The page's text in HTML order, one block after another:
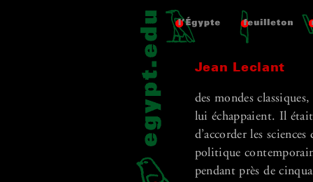
Jean Leclant
des mondes
lui échappaient. Il
d’accorder les
politique
pendant près de